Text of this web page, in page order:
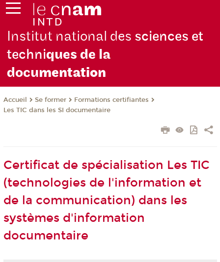
Institut national des sciences et
techniques de la
documentation
Accueil Se former
Formations certifiantes
Les TIC dans les SI documentaire
Certificat de spécialisation Les TIC
(technologies de l'information et
de la communication) dans les
systèmes d'information
documentaire